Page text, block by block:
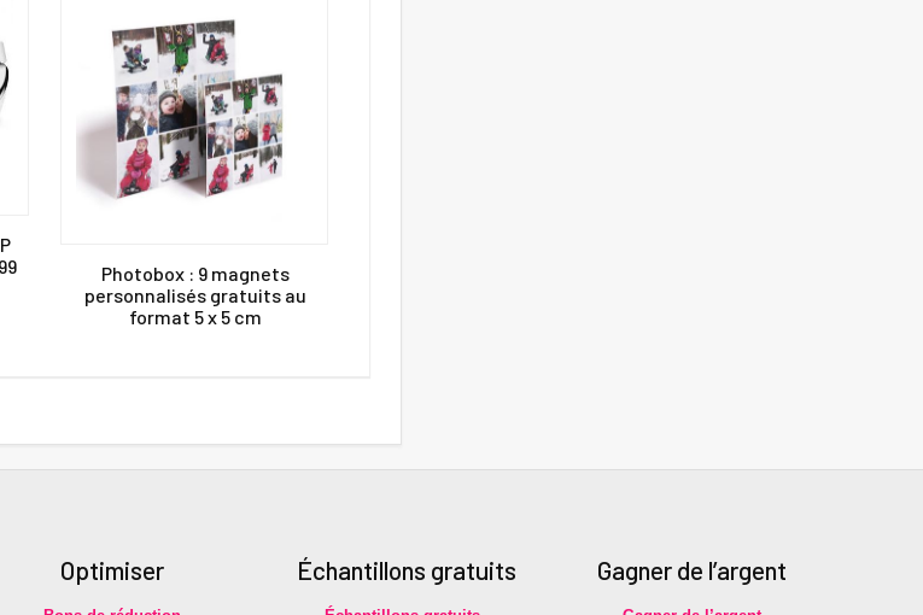
Photobox : 9 magnets
personnalisés gratuits au
format 5 x 5 cm
Optimiser Échantillons gratuits Gagner de l’argent